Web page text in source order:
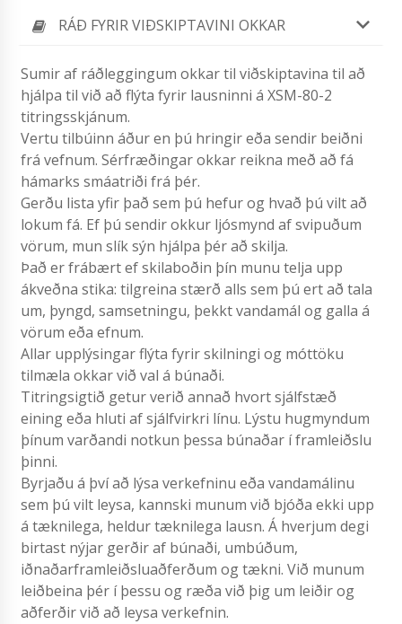
RÁÐ FYRIR VIÐSKIPTAVINI OKKAR
Sumir af ráðleggingum okkar til viðskiptavina til að
hjálpa til við að flýta fyrir lausninni á XSM-80-2
titringsskjánum.
Vertu tilbúinn áður en þú hringir eða sendir beiðni
frá vefnum. Sérfræðingar okkar reikna með að fá
hámarks smáatriði frá þér.
Gerðu lista yfir það sem þú hefur og hvað þú vilt að
lokum fá. Ef þú sendir okkur ljósmynd af svipuðum
vörum, mun slík sýn hjálpa þér að skilja.
Það er frábært ef skilaboðin þín munu telja upp
ákveðna stika: tilgreina stærð alls sem þú ert að tala
um, þyngd, samsetningu, þekkt vandamál og galla á
vörum eða efnum.
Allar upplýsingar flýta fyrir skilningi og móttöku
tilmæla okkar við val á búnaði.
Titringsigtið getur verið annað hvort sjálfstæð
eining eða hluti af sjálfvirkri línu. Lýstu hugmyndum
þínum varðandi notkun þessa búnaðar í framleiðslu
þinni.
Byrjaðu á því að lýsa verkefninu eða vandamálinu
sem þú vilt leysa, kannski munum við bjóða ekki upp
á tæknilega, heldur tæknilega lausn. Á hverjum degi
birtast nýjar gerðir af búnaði, umbúðum,
iðnaðarframleiðsluaðferðum og tækni. Við munum
leiðbeina þér í þessu og ræða við þig um leiðir og
aðferðir við að leysa verkefnin.